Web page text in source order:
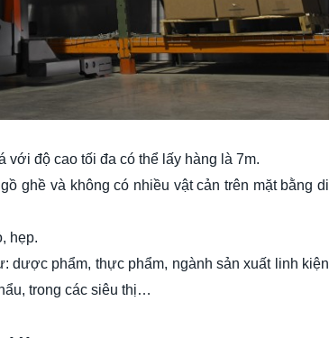
với độ cao tối đa có thể lấy hàng là 7m.
ghề và không có nhiều vật cản trên mặt bằng di
hẹp.
dược phẩm, thực phẩm, ngành sản xuất linh kiện
trong các siêu thị…